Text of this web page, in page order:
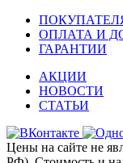
ОПЛАТА И
ГАРАНТИИ
АКЦИИ
НОВОСТИ
СТАТЬИ
Цены на сайте не